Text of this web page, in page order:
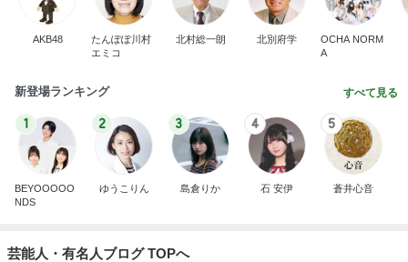
AKB48
たんぽぽ川村
エミコ
北村総一朗 北別府学
OCHA NORM
A
新登場ランキング すべて見る
1
BEYOOOOO
NDS
2
ゆうこりん
3
島倉りか
4
石 安伊
5
蒼井心音
芸能人・有名人ブログ TOPへ